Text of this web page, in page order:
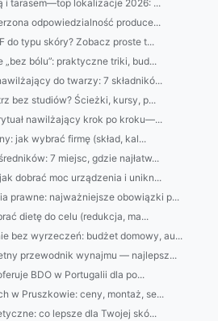
i tarasem—top lokalizacje 2026: ...
odpowiedzialność produce...
do typu skóry? Zobacz proste t...
bólu”: praktyczne triki, bud...
do twarzy: 7 składnikó...
bez studiów? Ścieżki, kursy, p...
nawilżający krok po kroku—...
jak wybrać firmę (skład, kal...
7 miejsc, gdzie najłatw...
dobrać moc urządzenia i unikn...
prawne: najważniejsze obowiązki p...
dietę do celu (redukcja, ma...
bez wyrzeczeń: budżet domowy, au...
przewodnik wynajmu — najlepsz...
BDO w Portugalii dla po...
w Pruszkowie: ceny, montaż, se...
co lepsze dla Twojej skó...